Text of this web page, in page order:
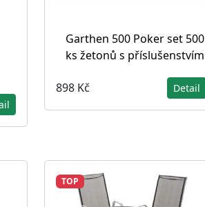
Garthen 500 Poker set 500
ks žetonů s příslušenstvím
898 Kč Detail
TOP